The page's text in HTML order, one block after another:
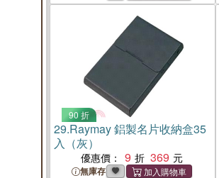
90 折
29.Raymay 鋁製名片收納盒35
入（灰）
優惠價： 9 369
無庫存